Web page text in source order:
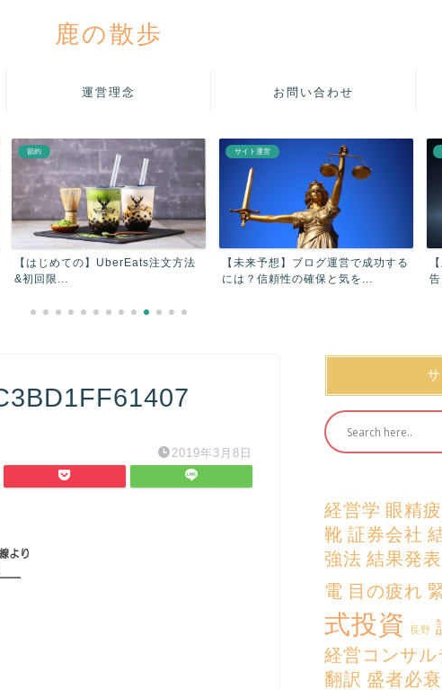
鹿の散歩
運営理念 お問い合わせ
節約
【はじめての】UberEats注文方法
&初回限...
サイト運営
【未来予想】ブログ運営で成功する
には？信頼性の確保と気を...
2019年3月8日
経営学 眼精
靴 証券会社
強法 結果発表
電 目の疲れ
式投資
長野
経営コンサル
翻訳 盛者必衰